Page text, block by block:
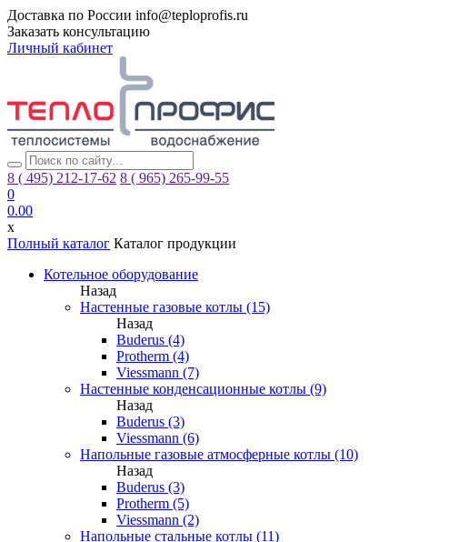
Доставка по России info@teploprofis.ru
Заказать консультацию
Личный кабинет
8 ( 495) 212-17-62 8 ( 965) 265-99-55
0
0.00
x
Полный каталог Каталог продукции
Котельное оборудование
Назад
Настенные газовые котлы (15)
Назад
Buderus (4)
Protherm (4)
Viessmann (7)
Настенные конденсационные котлы (9)
Назад
Buderus (3)
Viessmann (6)
Напольные газовые атмосферные котлы (10)
Назад
Buderus (3)
Protherm (5)
Viessmann (2)
Напольные стальные котлы (11)